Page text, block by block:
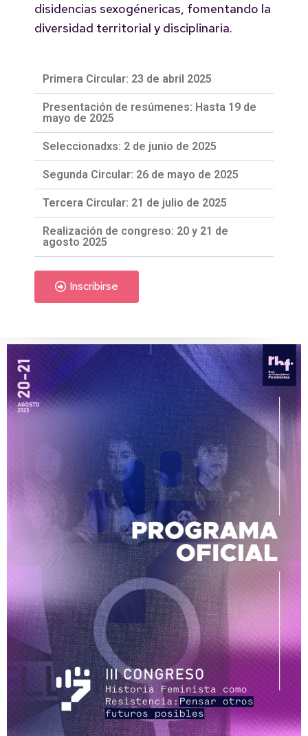
disidencias sexogénericas, fomentando la
diversidad territorial y disciplinaria.
Primera Circular: 23 de abril 2025
Presentación de resúmenes: Hasta 19 de
mayo de 2025
Seleccionadxs: 2 de junio de 2025
Segunda Circular: 26 de mayo de 2025
Tercera Circular: 21 de julio de 2025
Realización de congreso: 20 y 21 de
agosto 2025
Inscribirse